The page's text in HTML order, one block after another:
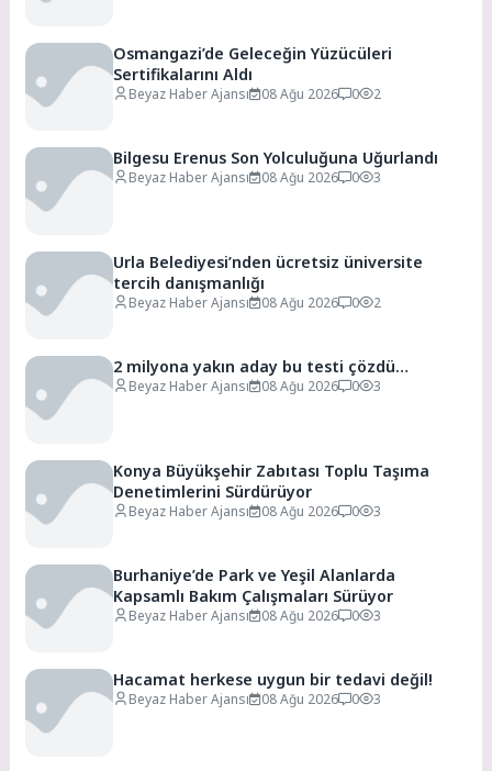
Osmangazi’de Geleceğin Yüzücüleri
Sertifikalarını Aldı
Beyaz Haber Ajansı 08 Ağu 2026 0 2
Bilgesu Erenus Son Yolculuğuna Uğurlandı
Beyaz Haber Ajansı 08 Ağu 2026 0 3
Urla Belediyesi’nden ücretsiz üniversite
tercih danışmanlığı
Beyaz Haber Ajansı 08 Ağu 2026 0 2
2 milyona yakın aday bu testi çözdü…
Beyaz Haber Ajansı 08 Ağu 2026 0 3
Konya Büyükşehir Zabıtası Toplu Taşıma
Denetimlerini Sürdürüyor
Beyaz Haber Ajansı 08 Ağu 2026 0 3
Burhaniye’de Park ve Yeşil Alanlarda
Kapsamlı Bakım Çalışmaları Sürüyor
Beyaz Haber Ajansı 08 Ağu 2026 0 3
Hacamat herkese uygun bir tedavi değil!
Beyaz Haber Ajansı 08 Ağu 2026 0 3